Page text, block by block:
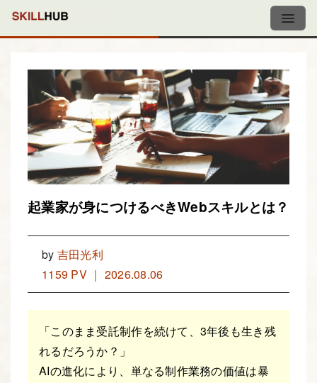
起業家が身につけるべきWebスキルとは？
by 吉田光利
1159 PV ｜ 2026.08.06
「このまま受託制作を続けて、3年後も生き残
れるだろうか？」
AIの進化により、単なる制作業務の価値は暴